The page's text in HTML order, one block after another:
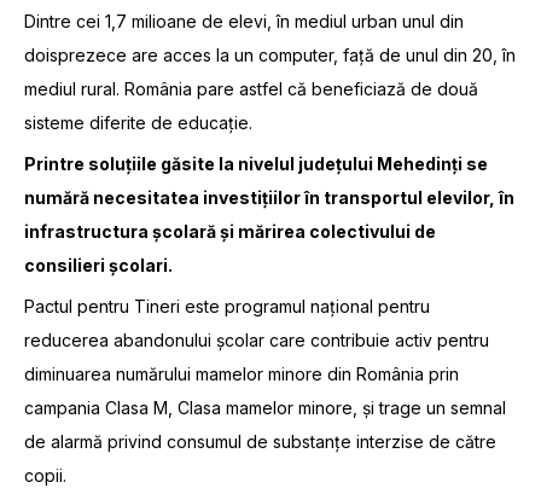
Dintre cei 1,7 milioane de elevi, în mediul urban unul din
doisprezece are acces la un computer, față de unul din 20, în
mediul rural. România pare astfel că beneficiază de două
sisteme diferite de educație.
Printre soluțiile găsite la nivelul județului Mehedinți se
numără necesitatea investițiilor în transportul elevilor, în
infrastructura școlară și mărirea colectivului de
consilieri școlari.
Pactul pentru Tineri este programul național pentru
reducerea abandonului școlar care contribuie activ pentru
diminuarea numărului mamelor minore din România prin
campania Clasa M, Clasa mamelor minore, și trage un semnal
de alarmă privind consumul de substanțe interzise de către
copii.